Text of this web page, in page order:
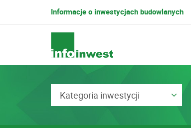
Informacje o inwestycjach budowlanych
Kategoria inwestycji